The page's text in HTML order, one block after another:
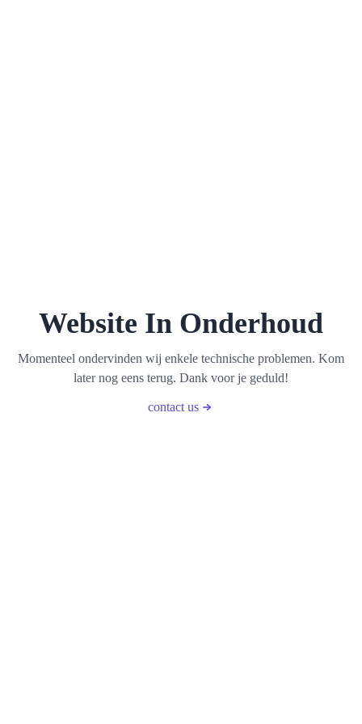
Website In Onderhoud
Momenteel ondervinden wij enkele technische problemen. Kom
later nog eens terug. Dank voor je geduld!
contact us